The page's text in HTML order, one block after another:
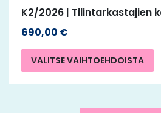
K2/2026 | Tilintarkastajien
690,00 €
VALITSE VAIHTOEHDOISTA